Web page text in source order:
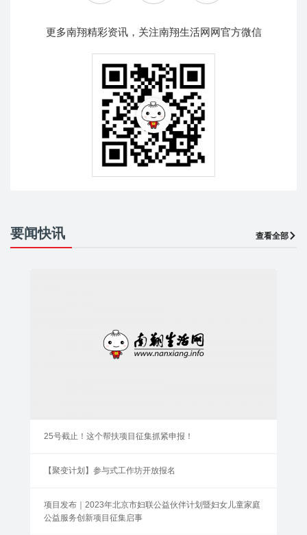
更多南翔精彩资讯，关注南翔生活网网官方微信
要闻快讯 查看全部
25号截止！这个帮扶项目征集抓紧申报！
【聚变计划】参与式工作坊开放报名
项目发布｜2023年北京市妇联公益伙伴计划暨妇女儿童家庭
公益服务创新项目征集启事